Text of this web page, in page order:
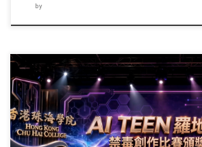
by
由香港珠海學院、觀塘 […]